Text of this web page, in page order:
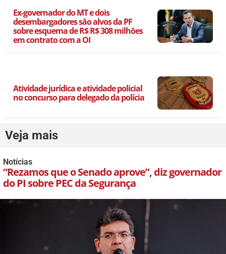
Ex-governador do MT e dois
desembargadores são alvos da PF
sobre esquema de R$ R$ 308 milhões
em contrato com a OI
Atividade jurídica e atividade policial
no concurso para delegado da polícia
Veja mais
Notícias
“Rezamos que o Senado aprove”, diz governador
do PI sobre PEC da Segurança